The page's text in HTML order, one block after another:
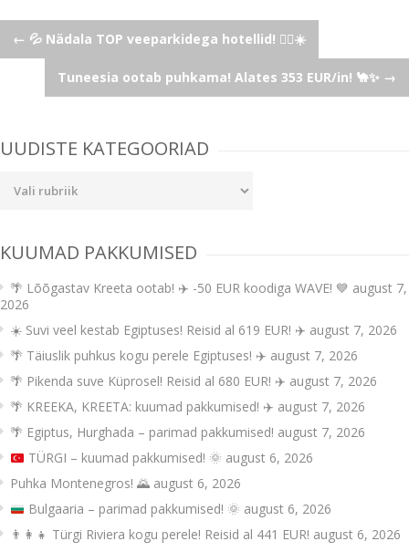
Post
navigation
← 💦 Nädala TOP veeparkidega hotellid! 🏄‍♂️☀️
Tuneesia ootab puhkama! Alates 353 EUR/in! 🐪✨ →
UUDISTE KATEGOORIAD
KUUMAD PAKKUMISED
🌴 Lõõgastav Kreeta ootab! ✈️ -50 EUR koodiga WAVE! 💙 august 7,
2026
☀️ Suvi veel kestab Egiptuses! Reisid al 619 EUR! ✈️ august 7, 2026
🌴 Täiuslik puhkus kogu perele Egiptuses! ✈️ august 7, 2026
🌴 Pikenda suve Küprosel! Reisid al 680 EUR! ✈️ august 7, 2026
🌴 KREEKA, KREETA: kuumad pakkumised! ✈️ august 7, 2026
🌴 Egiptus, Hurghada – parimad pakkumised! august 7, 2026
TÜRGI – kuumad pakkumised! 🌞 august 6, 2026
Puhka Montenegros! 🌄 august 6, 2026
Bulgaaria – parimad pakkumised! 🌞 august 6, 2026
👨‍👩‍👧 Türgi Riviera kogu perele! Reisid al 441 EUR! august 6, 2026